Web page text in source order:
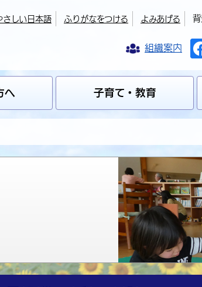
さしい日本語 ふりがなをつける よみあげる
組織案内
へ 子育て・教育